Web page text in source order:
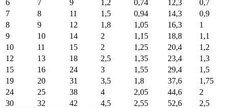
6 7 9 1,2 0,74 12,3
0,7
7
8 11 1,5 0,94 14,3
0,9
8
9 12 1,8 1,05 16,3
1
9
10 14 2 1,15 18,8
1,1
10
11 15 2 1,25 20,4
1,2
12
13 18 2,5 1,35 23,4
1,3
15
16 24 3 1,55 29,4
1,5
19
20 31 3,5 1,8 37,6
1,75
24
25 38 4 2,05 44,6
2
30
32 42 4,5 2,55 52,6 2,5